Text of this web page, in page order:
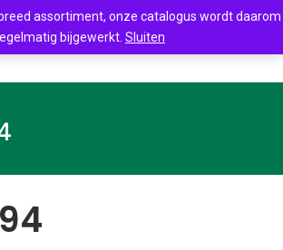
assortiment, onze catalogus wordt daarom
bijgewerkt. Sluiten